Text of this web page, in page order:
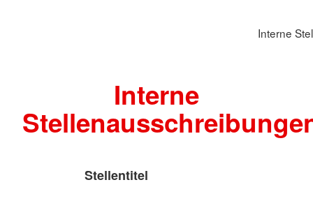
Interne
Interne
Stellentitel